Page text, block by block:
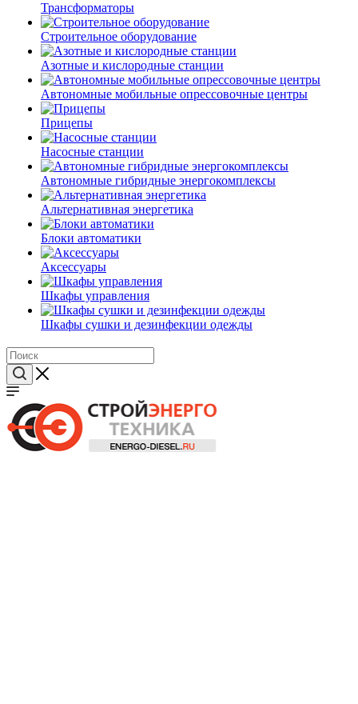
Трансформаторы
Строительное оборудование
Азотные и кислородные станции
Автономные мобильные опрессовочные центры
Прицепы
Насосные станции
Автономные гибридные энергокомплексы
Альтернативная энергетика
Блоки автоматики
Аксессуары
Шкафы управления
Шкафы сушки и дезинфекции одежды